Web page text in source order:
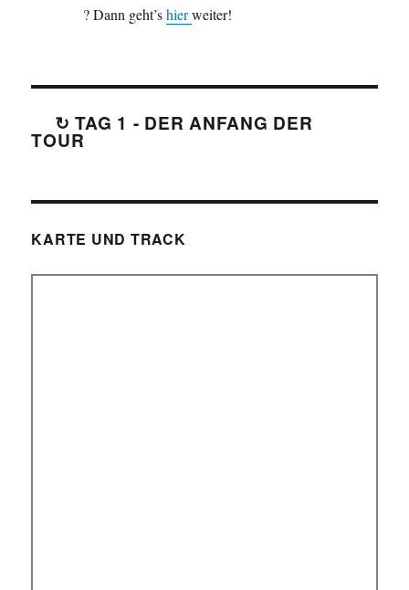
? Dann geht’shierweiter!
↻ TAG 1 - DER ANFANG DER
TOUR
KARTE UND TRACK